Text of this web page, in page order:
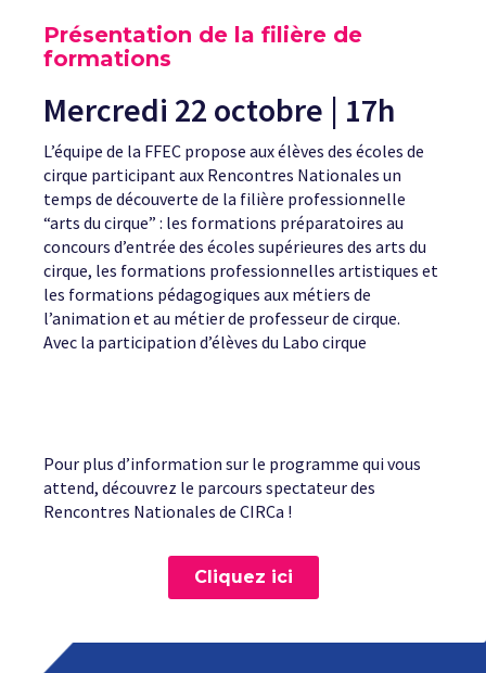
Présentation de la filière de
formations
Mercredi 22 octobre | 17h
L’équipe de la FFEC propose aux élèves des écoles de
cirque participant aux Rencontres Nationales un
temps de découverte de la filière professionnelle
“arts du cirque” : les formations préparatoires au
concours d’entrée des écoles supérieures des arts du
cirque, les formations professionnelles artistiques et
les formations pédagogiques aux métiers de
l’animation et au métier de professeur de cirque.
Avec la participation d’élèves du Labo cirque
Pour plus d’information sur le programme qui vous
attend, découvrez le parcours spectateur des
Rencontres Nationales de CIRCa !
Cliquez ici